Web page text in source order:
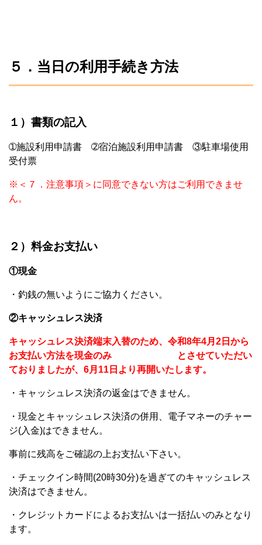
５．当日の利用手続き方法
１）書類の記入
➀施設利用申請書 ➁宿泊施設利用申請書 ③駐車場使用
受付票
※＜７．注意事項＞に同意できない方はご利用できませ
ん。
２）料金お支払い
①現金
・釣銭の無いようにご協力ください。
②キャッシュレス決済
キャッシュレス決済端末入替のため、令和8年4月2日から
お支払い方法を現金のみ
と させていただい
ておりましたが、 6月11日より再開いたします。
・キャッシュレス決済の返金はできません。
・現金とキャッシュレス決済の併用、電子マネーのチャー
ジ(入金)はできません。
事前に残高をご確認の上お支払い下さい。
・チェックイン時間(20時30分)を過ぎてのキャッシュレス
決済はできません。
・クレジットカードによるお支払いは一括払いのみとなり
ます。